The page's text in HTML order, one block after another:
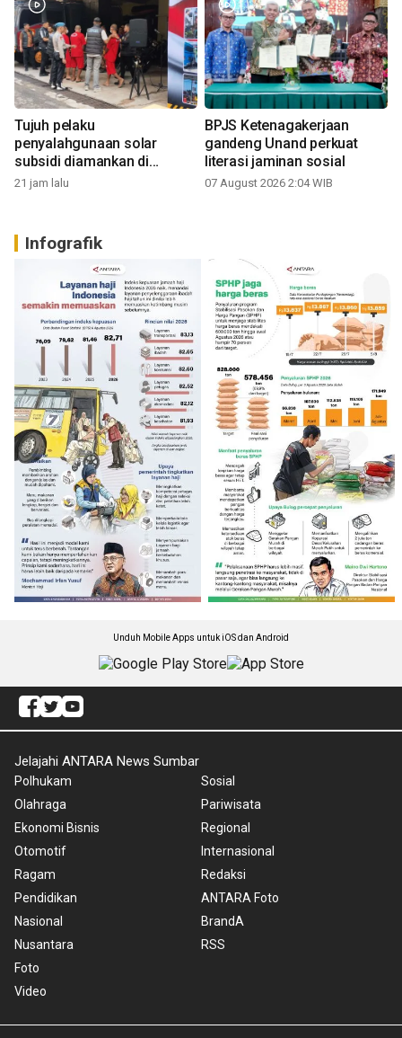
Tujuh pelaku
penyalahgunaan solar
subsidi diamankan di
Sumbar
21 jam lalu
BPJS Ketenagakerjaan
gandeng Unand perkuat
literasi jaminan sosial
07 August 2026 2:04 WIB
Infografik
Unduh Mobile Apps untuk iOS dan Android
Jelajahi ANTARA News Sumbar
Polhukam
Olahraga
Ekonomi Bisnis
Otomotif
Ragam
Pendidikan
Nasional
Nusantara
Foto
Video
Sosial
Pariwisata
Regional
Internasional
Redaksi
ANTARA Foto
BrandA
RSS